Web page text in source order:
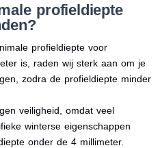
profieldiepte
profieldiepte voor
is, raden wij sterk aan om je
zodra de profieldiepte minder
veiligheid, omdat veel
winterse eigenschappen
onder de 4 millimeter.